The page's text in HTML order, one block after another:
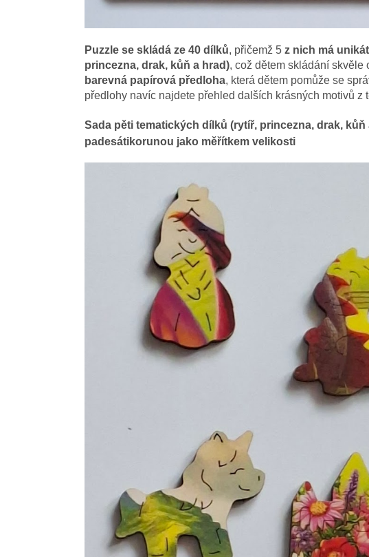
Puzzle se skládá ze 40 dílků, přičemž 5 z nich má
princezna, drak, kůň a hrad), což dětem skládání
barevná papírová předloha, která dětem pomůže se
předlohy navíc najdete přehled dalších krásných motivů z
Sada pěti tematických dílků (rytíř, princezna, drak,
padesátikorunou jako měřítkem velikosti